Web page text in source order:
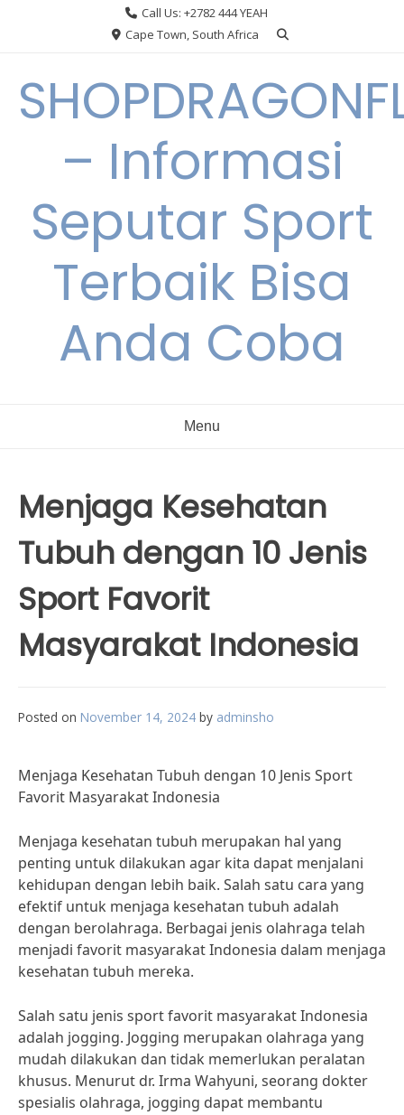
Call Us: +2782 444 YEAH
Cape Town, South Africa
– Informasi
Seputar Sport
Terbaik Bisa
Anda Coba
Menu
Menjaga Kesehatan
Tubuh dengan 10 Jenis
Sport Favorit
Masyarakat Indonesia
Posted on November 14, 2024 by adminsho
Menjaga Kesehatan Tubuh dengan 10 Jenis Sport
Favorit Masyarakat Indonesia
Menjaga kesehatan tubuh merupakan hal yang
penting untuk dilakukan agar kita dapat menjalani
kehidupan dengan lebih baik. Salah satu cara yang
efektif untuk menjaga kesehatan tubuh adalah
dengan berolahraga. Berbagai jenis olahraga telah
menjadi favorit masyarakat Indonesia dalam menjaga
kesehatan tubuh mereka.
Salah satu jenis sport favorit masyarakat Indonesia
adalah jogging. Jogging merupakan olahraga yang
mudah dilakukan dan tidak memerlukan peralatan
khusus. Menurut dr. Irma Wahyuni, seorang dokter
spesialis olahraga, jogging dapat membantu